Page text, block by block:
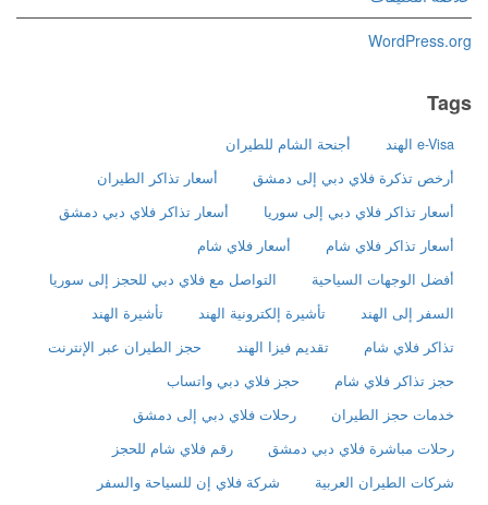
WordPress.org
Tags
e-Visa الهند
أجنحة الشام للطيران
أرخص تذكرة فلاي دبي إلى دمشق
أسعار تذاكر الطيران
أسعار تذاكر فلاي دبي إلى سوريا
أسعار تذاكر فلاي دبي دمشق
أسعار تذاكر فلاي شام
أسعار فلاي شام
أفضل الوجهات السياحية
التواصل مع فلاي دبي للحجز إلى سوريا
السفر إلى الهند
تأشيرة إلكترونية الهند
تأشيرة الهند
تذاكر فلاي شام
تقديم فيزا الهند
حجز الطيران عبر الإنترنت
حجز تذاكر فلاي شام
حجز فلاي دبي واتساب
خدمات حجز الطيران
رحلات فلاي دبي إلى دمشق
رحلات مباشرة فلاي دبي دمشق
رقم فلاي شام للحجز
شركات الطيران العربية
شركة فلاي إن للسياحة والسفر